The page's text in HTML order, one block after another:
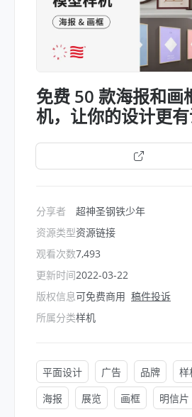
免费 50 款海报和画
机，让你的设计更有
分享者
资源类型
观看次数
更新时间
版权信息
所属分类
超神圣钢铁少年
资源链接
7,493
2022-03-22
可免费商用 稿件投诉
样机
平面设计 广告 品牌 样
海报
展览 画框 明信片